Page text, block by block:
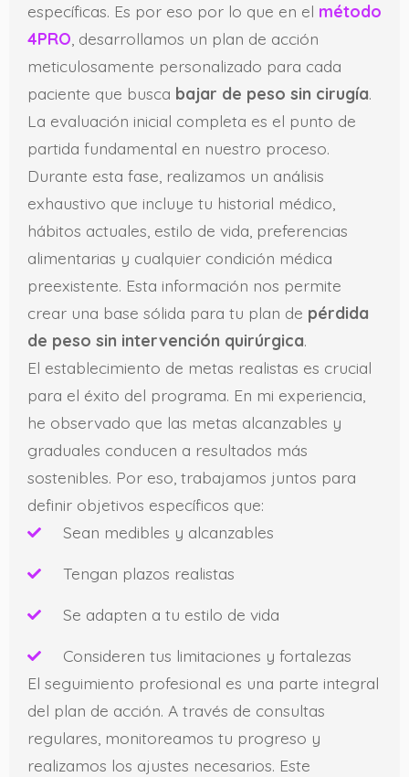
específicas. Es por eso por lo que en el método
4PRO , desarrollamos un plan de acción
meticulosamente personalizado para cada
paciente que busca bajar de peso sin cirugía.
La evaluación inicial completa es el punto de
partida fundamental en nuestro proceso.
Durante esta fase, realizamos un análisis
exhaustivo que incluye tu historial médico,
hábitos actuales, estilo de vida, preferencias
alimentarias y cualquier condición médica
preexistente. Esta información nos permite
crear una base sólida para tu plan de pérdida
de peso sin intervención quirúrgica.
El establecimiento de metas realistas es crucial
para el éxito del programa. En mi experiencia,
he observado que las metas alcanzables y
graduales conducen a resultados más
sostenibles. Por eso, trabajamos juntos para
definir objetivos específicos que:
Sean medibles y alcanzables
Tengan plazos realistas
Se adapten a tu estilo de vida
Consideren tus limitaciones y fortalezas
El seguimiento profesional es una parte integral
del plan de acción. A través de consultas
regulares, monitoreamos tu progreso y
realizamos los ajustes necesarios. Este